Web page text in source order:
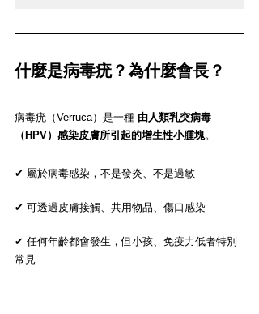
什麼是病毒疣？為什麼會長？
病毒疣（Verruca）是一種 由人類乳突病毒
（HPV）感染皮膚所引起的增生性小腫塊。
✔ 屬於病毒感染，不是發炎、不是過敏
✔ 可透過皮膚接觸、共用物品、傷口感染
✔ 任何年齡都會發生，但小孩、免疫力低者特別
常見